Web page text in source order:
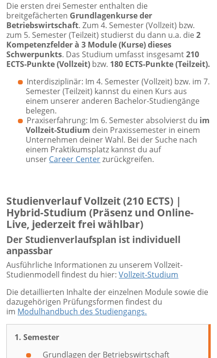
Die ersten drei Semester enthalten die
breitgefächerten Grundlagenkurse der
Betriebswirtschaft. Zum 4. Semester (Vollzeit) bzw.
zum 5. Semester (Teilzeit) studierst du dann u.a. die2
Kompetenzfelder à 3 Module (Kurse) dieses
Schwerpunkts. Das Studium umfasst insgesamt210
ECTS-Punkte (Vollzeit) bzw. 180 ECTS-Punkte (Teilzeit).
Interdisziplinär: Im 4. Semester (Vollzeit) bzw. im 7.
Semester (Teilzeit) kannst du einen Kurs aus
einem unserer anderen Bachelor-Studiengänge
belegen.
Praxiserfahrung: Im 6. Semester absolvierst du im
Vollzeit-Studium dein Praxissemester in einem
Unternehmen deiner Wahl. Bei der Suche nach
einem Praktikumsplatz kannst du auf
unser Career Centerzurückgreifen.
Studienverlauf Vollzeit (210 ECTS) |
Hybrid-Studium (Präsenz und Online-
Live, jederzeit frei wählbar)
Der Studienverlaufsplan ist individuell
anpassbar
Ausführliche Informationen zu unserem Vollzeit-
Studienmodell findest du hier:Vollzeit-Studium
Die detaillierten Inhalte der einzelnen Module sowie die
dazugehörigen Prüfungsformen findest du
im Modulhandbuch des Studiengangs.
1. Semester
Grundlagen der Betriebswirtschaft